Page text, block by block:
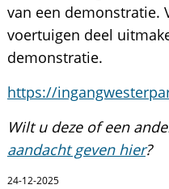
van een demonstratie.
voertuigen deel
demonstratie.
https://
Wilt u deze of een
aandacht geven hier?
24-12-2025